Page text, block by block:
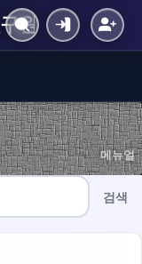
원
메뉴얼
검색